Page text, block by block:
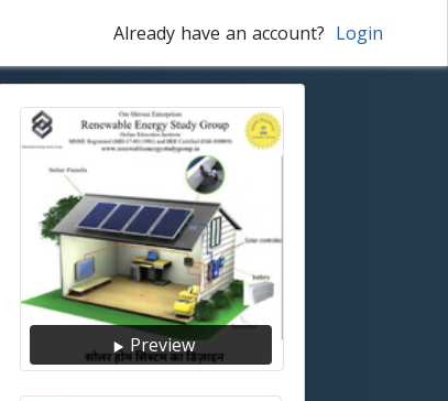
Already have an account? Login
Preview